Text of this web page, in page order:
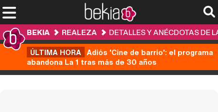
BEKIA REALEZA
DETALLES Y ANÉCDOTAS DE
ÚLTIMA HORA Adiós 'Cine de barrio': el programa
abandona La 1 tras más de 30 años